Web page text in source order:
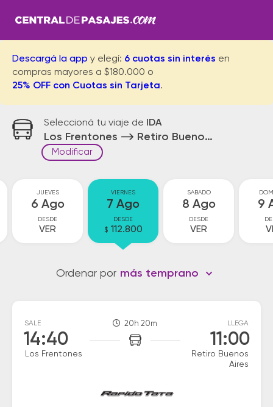
Descargá la app y elegí: 6 cuotas sin interés en
compras mayores a $180.000 o
25% OFF con Cuotas sin Tarjeta.
Seleccioná tu viaje de IDA
Los Frentones Retiro Buenos Aires
Modificar
JUEVES
6 Ago
DESDE
VER
VIERNES
7 Ago
DESDE
$ 112.800
SABADO
8 Ago
DESDE
VER
9
Ordenar por más temprano
SALE
14:40
Los Frentones
20h 20m LLEGA
11:00
Retiro Buenos
Aires